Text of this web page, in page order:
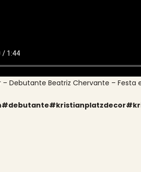
– Debutante Beatriz Chervante – Festa